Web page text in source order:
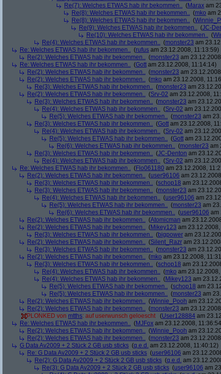
Re(7): Welches ETWAS hab ihr bekommen.. (Marax am
Re(8): Welches ETWAS hab ihr bekommen.. (mko am
Re(8): Welches ETWAS hab ihr bekommen.. (
Re(9): Welches ETWAS hab ihr bekommen.. (JC-
Re(10): Welches ETWAS hab ihr bekommen.. (
Re(4): Welches ETWAS hab ihr bekommen.. (monster23 am
Re: Welches ETWAS hab ihr bekommen.. (rufus am 23.12.2008, 11:13:59)
Re(2): Welches ETWAS hab ihr bekommen.. (monster23 am
Re: Welches ETWAS hab ihr bekommen.. (Gott am 23.12.2008, 11:14:14)
Re(2): Welches ETWAS hab ihr bekommen.. (monster23 am
Re(2): Welches ETWAS hab ihr bekommen.. (mko am 23.12.2008,
Re(3): Welches ETWAS hab ihr bekommen.. (monster23 am
Re(2): Welches ETWAS hab ihr bekommen.. (Srv-02 am 23.12.2008,
Re(3): Welches ETWAS hab ihr bekommen.. (monster23 am
Re(4): Welches ETWAS hab ihr bekommen.. (Srv-02 am
Re(5): Welches ETWAS hab ihr bekommen.. (monster23 am
Re(3): Welches ETWAS hab ihr bekommen.. (Gott am 23.12.2008,
Re(4): Welches ETWAS hab ihr bekommen.. (Srv-02 am
Re(5): Welches ETWAS hab ihr bekommen.. (Gott am
Re(6): Welches ETWAS hab ihr bekommen.. (monster23 am
Re(3): Welches ETWAS hab ihr bekommen.. (JC-Denton am
Re(4): Welches ETWAS hab ihr bekommen.. (Srv-02 am
Re: Welches ETWAS hab ihr bekommen.. (Flo061180 am 23.12.2008,
Re(2): Welches ETWAS hab ihr bekommen.. (user96106 am
Re(3): Welches ETWAS hab ihr bekommen.. (schop18 am
Re(3): Welches ETWAS hab ihr bekommen.. (monster23 am
Re(4): Welches ETWAS hab ihr bekommen.. (user96106 am
Re(5): Welches ETWAS hab ihr bekommen.. (monster23 am
Re(6): Welches ETWAS hab ihr bekommen.. (user96106 am
Re(2): Welches ETWAS hab ihr bekommen.. (Atomicman am
Re(2): Welches ETWAS hab ihr bekommen.. (Mikey123 am
Re(3): Welches ETWAS hab ihr bekommen.. (bigpower am
Re(2): Welches ETWAS hab ihr bekommen.. (Silent_Razr am
Re(3): Welches ETWAS hab ihr bekommen.. (monster23 am
Re(2): Welches ETWAS hab ihr bekommen.. (mko am 23.12.2008,
Re(3): Welches ETWAS hab ihr bekommen.. (schop18 am
Re(4): Welches ETWAS hab ihr bekommen.. (mko am
Re(4): Welches ETWAS hab ihr bekommen.. (Mikey123 am
Re(5): Welches ETWAS hab ihr bekommen.. (schop18 am
Re(5): Welches ETWAS hab ihr bekommen.. (monster23 am
Re(2): Welches ETWAS hab ihr bekommen.. (Winnie_Pooh am
Re(2): Welches ETWAS hab ihr bekommen.. (monster23 am
PLONKED von mtths: auf userwunsch geloescht (User128884 am
Re: Welches ETWAS hab ihr bekommen.. (MJFox am 23.12.2008,
Re(2): Welches ETWAS hab ihr bekommen.. (Winnie_Pooh am
Re(2): Welches ETWAS hab ihr bekommen.. (monster23 am
G Data Av2009 + 2 Stück 2 GB usb sticks (q.e.d. am 23.12.2008, 11:40:12)
Re: G Data Av2009 + 2 Stück 2 GB usb sticks (user96106 am
Re(2): G Data Av2009 + 2 Stück 2 GB usb sticks (q.e.d. am
Re(3): G Data Av2009 + 2 Stück 2 GB usb sticks (user96106 am